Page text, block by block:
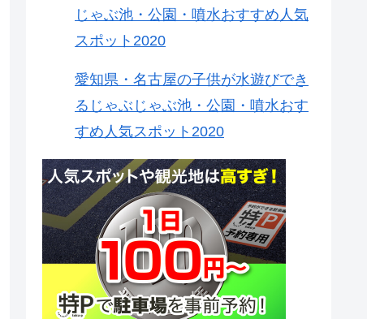
じゃぶ池・公園・噴水おすすめ人気
スポット2020
愛知県・名古屋の子供が水遊びでき
るじゃぶじゃぶ池・公園・噴水おす
すめ人気スポット2020